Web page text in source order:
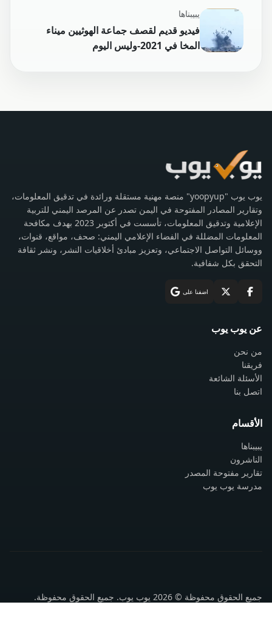
يبيبناها
فيديو قديم لقصف جماعة الهوثيين ميناء
المخا في 2021-وليس اليوم
يوب يوب "yoopyup" منصة مهنية مستقلة ورائدة في تدقيق المعلومات،
وتقارير المصادر المفتوحة في اليمن تصدر عن المرصد اليمني للتربية
الإعلامية وتدقيق المعلومات، تأسست في أكتوبر 2023 بهدف مكافحة
المعلومات المضللة في الفضاء الإعلامي اليمني: صحف، مواقع، قنوات،
ووسائل التواصل الاجتماعي، وتعزيز مبادئ أخلاقيات النشر، ونشر ثقافة
التحقق بكل شفافية.
اضفنا على
عن يوب يوب
من نحن
فريقنا
الأسئلة الشائعة
اتصل بنا
الأقسام
يبيبناها
الناشرون
تقارير مفتوحة المصدر
مدرسة يوب يوب
جميع الحقوق محفوظة © 2026 يوب يوب. جميع الحقوق محفوظة.